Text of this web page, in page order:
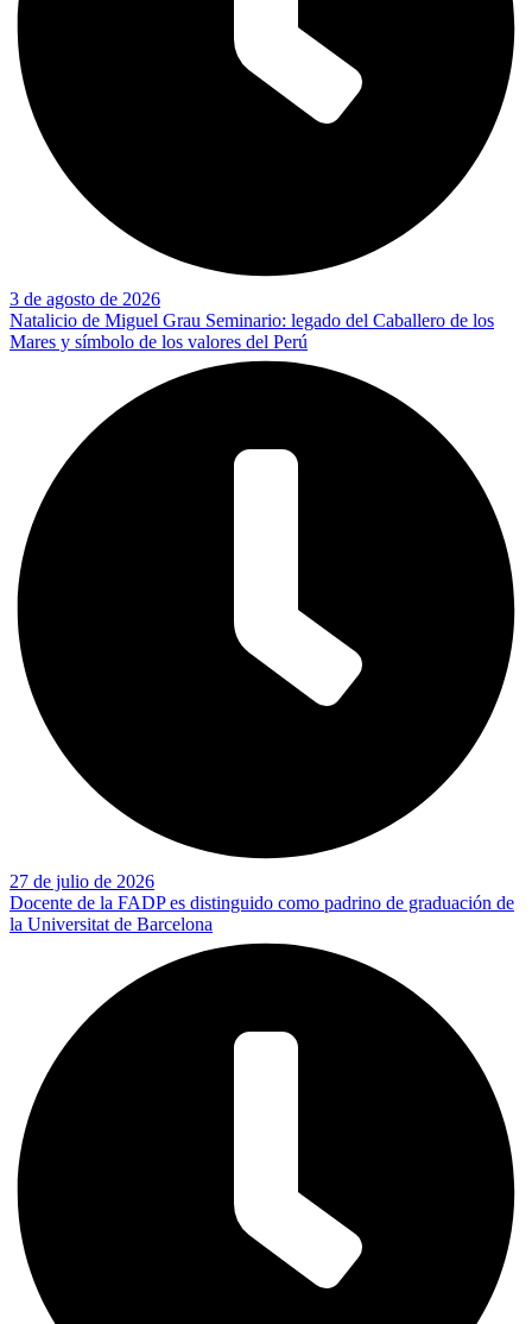
3 de agosto de 2026
Natalicio de Miguel Grau Seminario: legado del Caballero de los
Mares y símbolo de los valores del Perú
27 de julio de 2026
Docente de la FADP es distinguido como padrino de graduación de
la Universitat de Barcelona